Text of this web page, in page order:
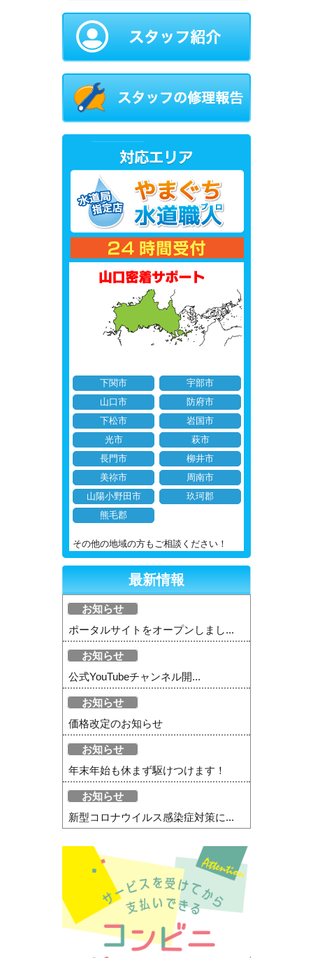
下関市
宇部市
山口市
防府市
下松市
岩国市
光市
萩市
長門市
柳井市
美祢市
周南市
山陽小野田市
玖珂郡
熊毛郡
その他の地域の方もご相談ください！
最新情報
お知らせ
ポータルサイトをオープンしまし...
お知らせ
公式YouTubeチャンネル開...
お知らせ
価格改定のお知らせ
お知らせ
年末年始も休まず駆けつけます！
お知らせ
新型コロナウイルス感染症対策に...